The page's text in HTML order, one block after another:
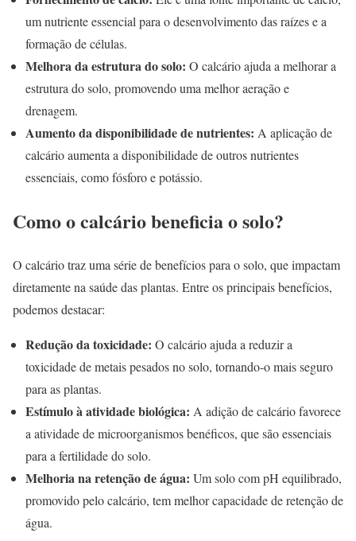
um nutriente essencial para o desenvolvimento das raízes e a
formação de células.
Melhora da estrutura do solo: O calcário ajuda a melhorar a
estrutura do solo, promovendo uma melhor aeração e
drenagem.
Aumento da disponibilidade de nutrientes: A aplicação de
calcário aumenta a disponibilidade de outros nutrientes
essenciais, como fósforo e potássio.
Como o calcário beneficia o solo?
O calcário traz uma série de benefícios para o solo, que impactam
diretamente na saúde das plantas. Entre os principais benefícios,
podemos destacar:
Redução da toxicidade: O calcário ajuda a reduzir a
toxicidade de metais pesados no solo, tornando-o mais seguro
para as plantas.
Estímulo à atividade biológica: A adição de calcário favorece
a atividade de microorganismos benéficos, que são essenciais
para a fertilidade do solo.
Melhoria na retenção de água: Um solo com pH equilibrado,
promovido pelo calcário, tem melhor capacidade de retenção de
água.